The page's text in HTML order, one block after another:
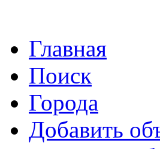
Главная
Поиск
Города
Добавить